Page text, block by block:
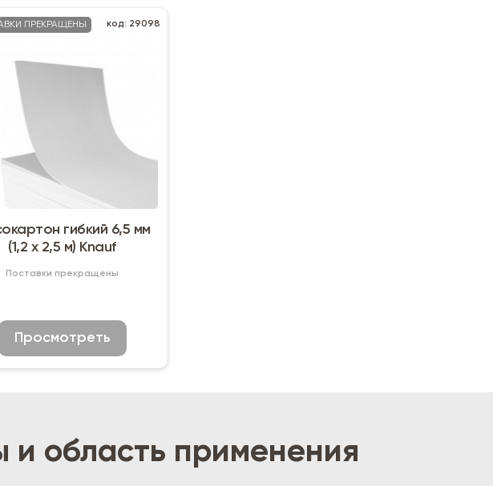
ПРЕКРАЩЕНЫ код: 29098
гибкий 6,5 мм
(1,2 х 2,5 м) Knauf
Поставки прекращены
Просмотреть
и область применения